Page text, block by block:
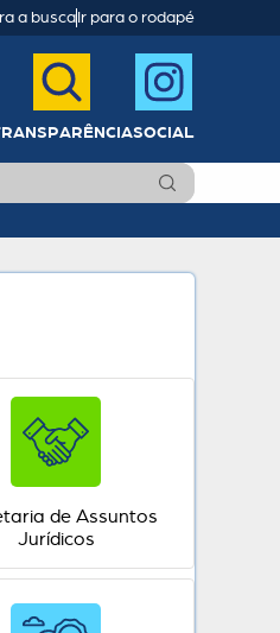
a buscaIr para o rodapé
SOCIAL
de Assuntos
Jurídicos